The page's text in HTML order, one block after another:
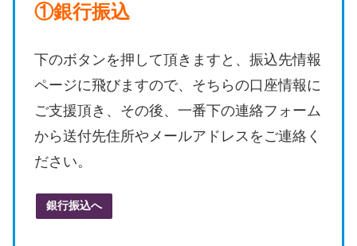
①銀行振込
下のボタンを押して頂きますと、振込先情報
ページに飛びますので、そちらの口座情報に
ご支援頂き、その後、 一番下の連絡フォーム
から送付先住所やメールアドレスをご連絡く
ださい。
銀行振込へ